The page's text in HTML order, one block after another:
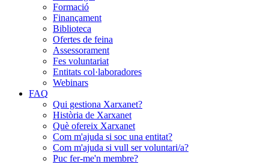
Formació
Finançament
Biblioteca
Ofertes de feina
Assessorament
Fes voluntariat
Entitats col·laboradores
Webinars
FAQ
Qui gestiona Xarxanet?
Història de Xarxanet
Què ofereix Xarxanet
Com m'ajuda si soc una entitat?
Com m'ajuda si vull ser voluntari/a?
Puc fer-me'n membre?